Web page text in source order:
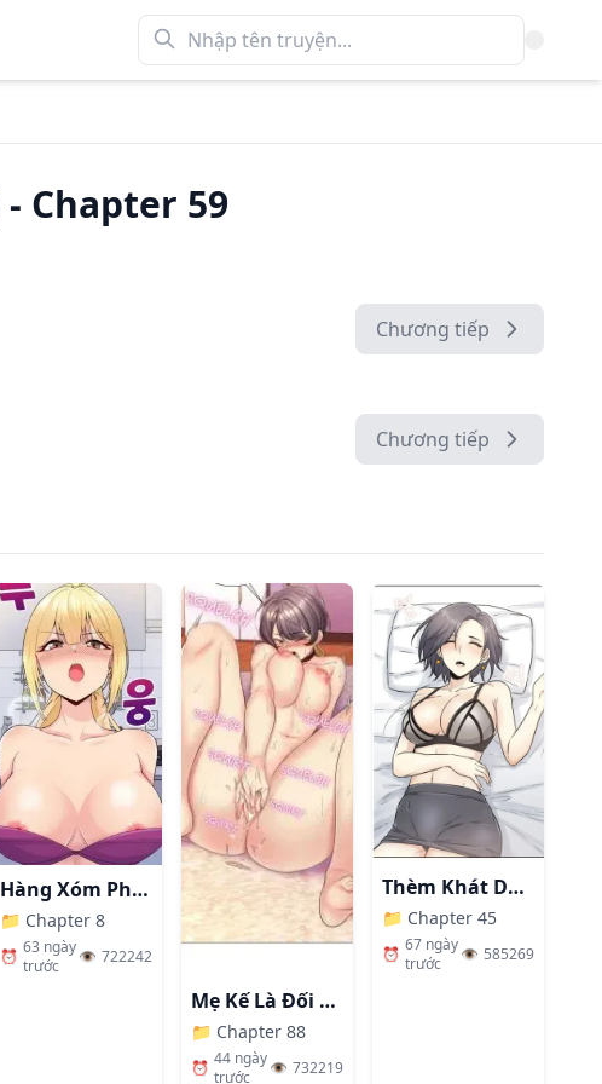
- Chapter 59
Chương tiếp
Chương tiếp
Hàng Xóm Phiền Phức
📁 Chapter 8
⏰ 63 ngày
trước
👁️ 722242
Mẹ Kế Là Đối Tượng Làm Tình Của Tôi
📁 Chapter 88
⏰ 44 ngày
trước
👁️ 732219
Thèm Khát Dục Vọng
📁 Chapter 45
⏰ 67 ngày
trước
👁️ 585269